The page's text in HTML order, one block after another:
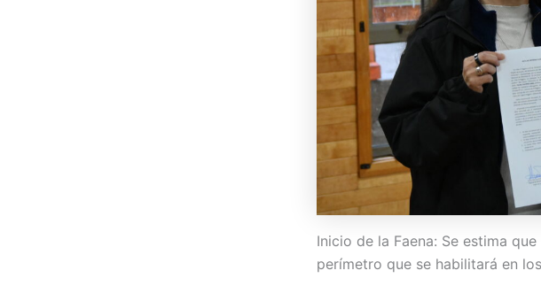
Inicio de la Faena: Se estima
perímetro que se habilitará en